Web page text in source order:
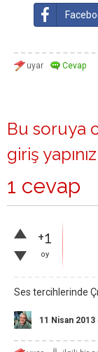
Bu soruya
giriş yapınız
1 cevap
+1
oy
Ses tercihlerinde
11 Nisan 2013